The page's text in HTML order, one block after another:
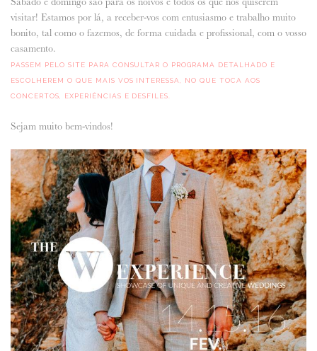
visitar! Estamos por lá, a receber-vos com entusiasmo e trabalho muito
bonito, tal como o fazemos, de forma cuidada e profissional, com o vosso
casamento.
PASSEM PELO SITE PARA CONSULTAR O PROGRAMA DETALHADO E
ESCOLHEREM O QUE MAIS VOS INTERESSA, NO QUE TOCA AOS
CONCERTOS, EXPERIÊNCIAS E DESFILES.
Sejam muito bem-vindos!